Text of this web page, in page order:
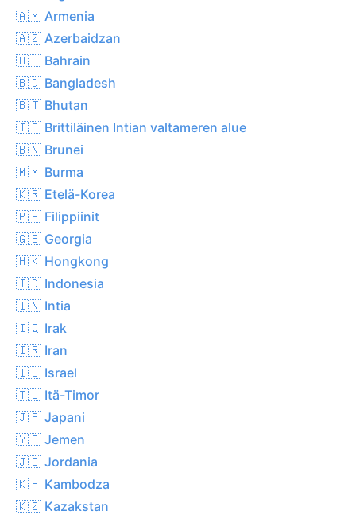
🇦🇲 Armenia
🇦🇿 Azerbaidzan
🇧🇭 Bahrain
🇧🇩 Bangladesh
🇧🇹 Bhutan
🇮🇴 Brittiläinen Intian valtameren alue
🇧🇳 Brunei
🇲🇲 Burma
🇰🇷 Etelä-Korea
🇵🇭 Filippiinit
🇬🇪 Georgia
🇭🇰 Hongkong
🇮🇩 Indonesia
🇮🇳 Intia
🇮🇶 Irak
🇮🇷 Iran
🇮🇱 Israel
🇹🇱 Itä-Timor
🇯🇵 Japani
🇾🇪 Jemen
🇯🇴 Jordania
🇰🇭 Kambodza
🇰🇿 Kazakstan